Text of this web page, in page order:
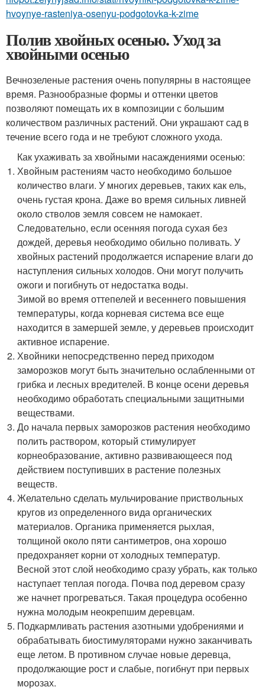
Как ухаживать за хвойными насаждениями осенью:
Хвойным растениям часто необходимо большое
количество влаги. У многих деревьев, таких как ель,
очень густая крона. Даже во время сильных ливней
около стволов земля совсем не намокает.
Следовательно, если осенняя погода сухая без
дождей, деревья необходимо обильно поливать. У
хвойных растений продолжается испарение влаги до
наступления сильных холодов. Они могут получить
ожоги и погибнуть от недостатка воды.
Зимой во время оттепелей и весеннего повышения
температуры, когда корневая система все еще
находится в замершей земле, у деревьев происходит
активное испарение.
Хвойники непосредственно перед приходом
заморозков могут быть значительно ослабленными от
грибка и лесных вредителей. В конце осени деревья
необходимо обработать специальными защитными
веществами.
До начала первых заморозков растения необходимо
полить раствором, который стимулирует
корнеобразование, активно развивающееся под
действием поступивших в растение полезных
веществ.
Желательно сделать мульчирование приствольных
кругов из определенного вида органических
материалов. Органика применяется рыхлая,
толщиной около пяти сантиметров, она хорошо
предохраняет корни от холодных температур.
Весной этот слой необходимо сразу убрать, как только
наступает теплая погода. Почва под деревом сразу
же начнет прогреваться. Такая процедура особенно
нужна молодым неокрепшим деревцам.
Подкармливать растения азотными удобрениями и
обрабатывать биостимуляторами нужно заканчивать
еще летом. В противном случае новые деревца,
продолжающие рост и слабые, погибнут при первых
морозах.
Источник:https://ogorod-bez-
hlopot.zelynyjsad.info/stati/podgotovka-hvoynyh-k-zime-
hvoynye-rasteniya-osenyu-podgotovka-k-zime
Как сосна готовится к зиме.
Хвойные: как подготовить к зиме и
уберечь от превратностей погоды
Специалисты советуют приобретать только зимостойкие
виды и сорта хвойных, но знать бы, какие сюрпризы